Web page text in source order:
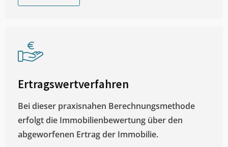
Ertragswertverfahren
Bei dieser praxisnahen Berechnungsmethode
erfolgt die Immobilienbewertung über den
abgeworfenen Ertrag der Immobilie.